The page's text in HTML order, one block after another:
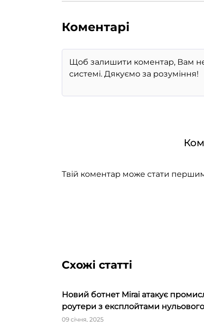
Коментарі
Твій коментар може стати
Схожі статті
Новий ботнет Mirai атакує
роутери з експлойтами
09 січня, 2025